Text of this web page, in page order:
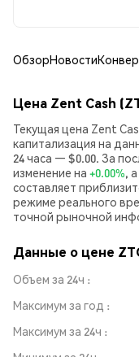
ОбзорНовости
Цена Zent Cash
Текущая цена Zent
капитализация на
24 часа — $0.00. За
изменение на +0.00%,
составляет
режиме реального
точной рыночной
Данные о цене
Объем за 24ч
Максимум за год
Максимум за 24ч